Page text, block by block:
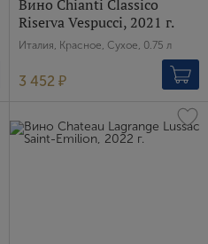
Вино Chianti Classico
Riserva Vespucci, 2021 г.
Италия, Красное, Сухое, 0.75 л
3 452 ₽
пользовательского